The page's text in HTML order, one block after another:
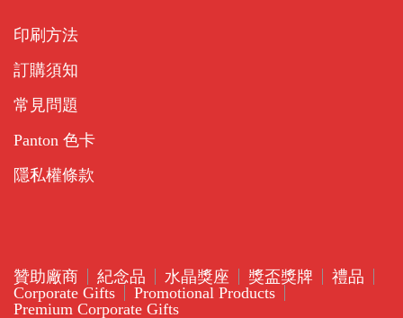
印刷方法
訂購須知
常見問題
Panton 色卡
隱私權條款
贊助廠商 紀念品 水晶獎座 獎盃獎牌
禮品
Corporate Gifts
Promotional Products
Premium Corporate Gifts